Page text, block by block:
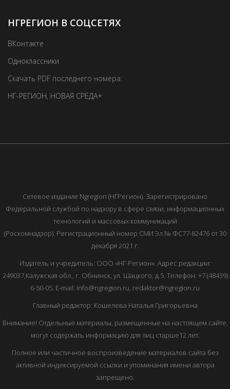
НГРЕГИОН В СОЦСЕТЯХ
ВКонтакте
Одноклассники
Скачать PDF последнего номера:
НГ-РЕГИОН, НОВАЯ СРЕДА+
Сетевое издание Ngregion (НГРегион). Зарегистрировано
Федеральной службой по надзору в сфере связи, информационных
технологий и массовых коммуникаций
(Роскомнадзор). Регистрационный номер СМИ Эл № ФС77-82476 от 30
декабря 2021 г.
Издатель и учредитель: ООО «НГ-Регион». Адрес редакции:
249037,Калужская обл., г. Обнинск, ул. Шацкого, д.5. Телефон: +7 (48439)
6-50-05. E-mail: info@ngregion.ru, redaktor@ngregion.ru
Главный редактор: Кошелева Наталья Григорьевна
Внимание! Отдельные материалы, размещенные на настоящем сайте,
могут содержать информацию для лиц старше12 лет.
Полное или частичное воспроизведение материалов сайта без
активной индексируемой ссылки и упоминания имени автора
запрещено.